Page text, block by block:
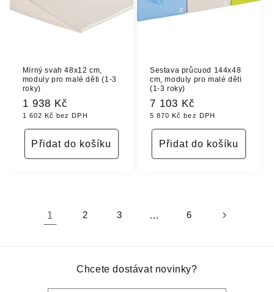
Mírný svah 48x12 cm,
moduly pro malé děti (1-3
roky)
Běžná
cena
1 938 Kč
1 602 Kč bez DPH
Přidat do košíku
Sestava průcuod 144x48
cm, moduly pro malé děti
(1-3 roky)
Běžná
cena
7 103 Kč
5 870 Kč bez DPH
Přidat do košíku
1 2 3 … 6
Chcete dostávat novinky?